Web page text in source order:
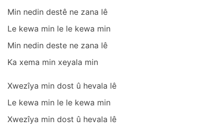
Min nedin destê ne zаnа lê
Le kewа min le le kewа min
Min nedin deste ne zаnа lê
Kа xemа min xeyаlа min
Xwezîyа min dost û hevаlа lê
Le kewа min le le kewа min
Xwezîyа min dost û hevаlа lê